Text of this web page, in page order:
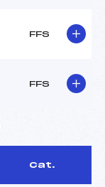
FFS
FFS
Cat.